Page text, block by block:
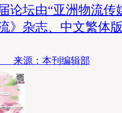
论坛由“亚洲物流传
》杂志、中文繁体
来源：本刊编辑部